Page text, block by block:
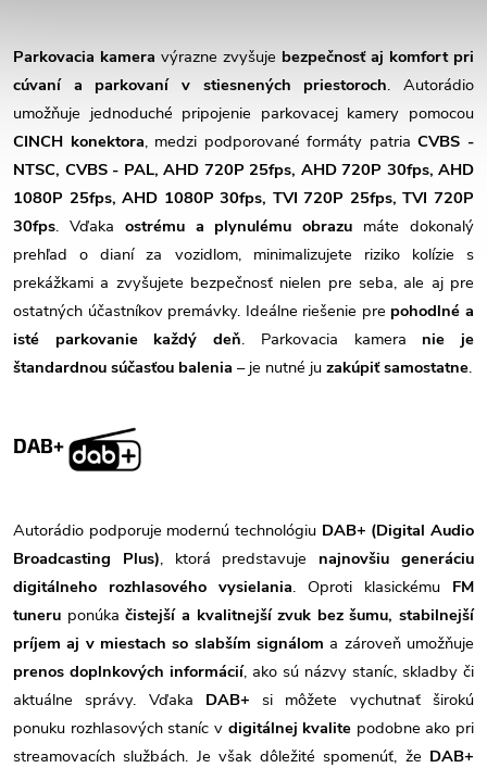
Parkovacia kamera výrazne zvyšuje bezpečnosť aj komfort pri
cúvaní a parkovaní v stiesnených priestoroch. Autorádio
umožňuje jednoduché pripojenie parkovacej kamery pomocou
CINCH konektora, medzi podporované formáty patriaCVBS -
NTSC, CVBS - PAL, AHD 720P 25fps, AHD 720P 30fps, AHD
1080P 25fps, AHD 1080P 30fps, TVI 720P 25fps, TVI 720P
30fps. Vďaka ostrému a plynulému obrazu máte dokonalý
prehľad o dianí za vozidlom, minimalizujete riziko kolízie s
prekážkami a zvyšujete bezpečnosť nielen pre seba, ale aj pre
ostatných účastníkov premávky. Ideálne riešenie pre pohodlné a
isté parkovanie každý deň. Parkovacia kamera nie je
štandardnou súčasťou balenia – je nutné ju zakúpiť samostatne.
DAB+
Autorádio podporuje modernú technológiu DAB+ (Digital Audio
Broadcasting Plus), ktorá predstavuje najnovšiu generáciu
digitálneho rozhlasového vysielania. Oproti klasickému FM
tuneru ponúkačistejší a kvalitnejší zvuk bez šumu, stabilnejší
príjem aj v miestach so slabším signálom a zároveň umožňuje
prenos doplnkových informácií, ako sú názvy staníc, skladby či
aktuálne správy. Vďaka DAB+ si môžete vychutnať širokú
ponuku rozhlasových staníc v digitálnej kvalite podobne ako pri
streamovacích službách. Je však dôležité spomenúť, že DAB+